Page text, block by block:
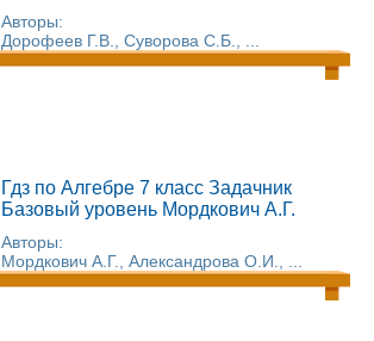
Авторы:
Дорофеев Г.В., Суворова С.Б., ...
Гдз по Алгебре 7 класс Задачник
Базовый уровень Мордкович А.Г.
Авторы:
Мордкович А.Г., Александрова О.И., ...